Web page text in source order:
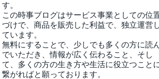
す。
この時事ブログはサービス事業としての位
づけで、商品を販売した利益で、独立運営
ています。
無料にすることで、少しでも多くの方に読
でいただき、情報が広く伝わること、そし
て、 多くの方の生き方や生活に役立つこと
繋がればと願っております。